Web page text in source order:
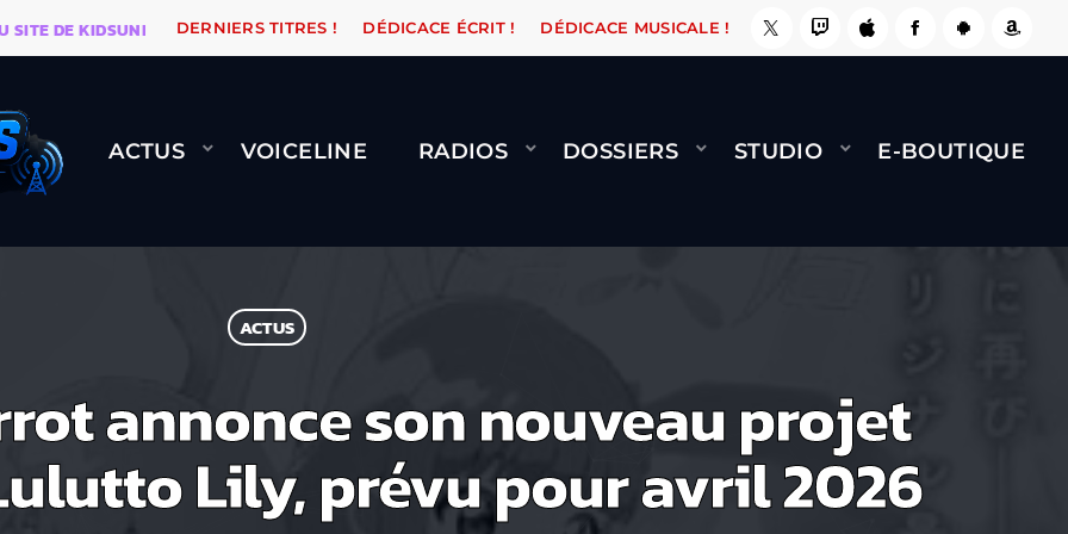
DE KIDSUNE WARÉTRO ORANGE ROAD QUI PASSE, ÇA LE FAIT ! NAMI BERNARD MINET - FLY
DERNIERS TITRES ! DÉDICACE ÉCRIT ! DÉDICACE MUSICALE !
ACTUS VOICELINE RADIOS DOSSIERS STUDIO E-BOUTIQUE
ACTUS
annonce son nouveau projet
Lily, prévu pour avril 2026